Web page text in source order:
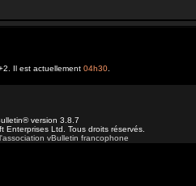
Il est actuellement 04h30
version 3.8.7
Ltd. Tous droits réservés.
l'association vBulletin francophone